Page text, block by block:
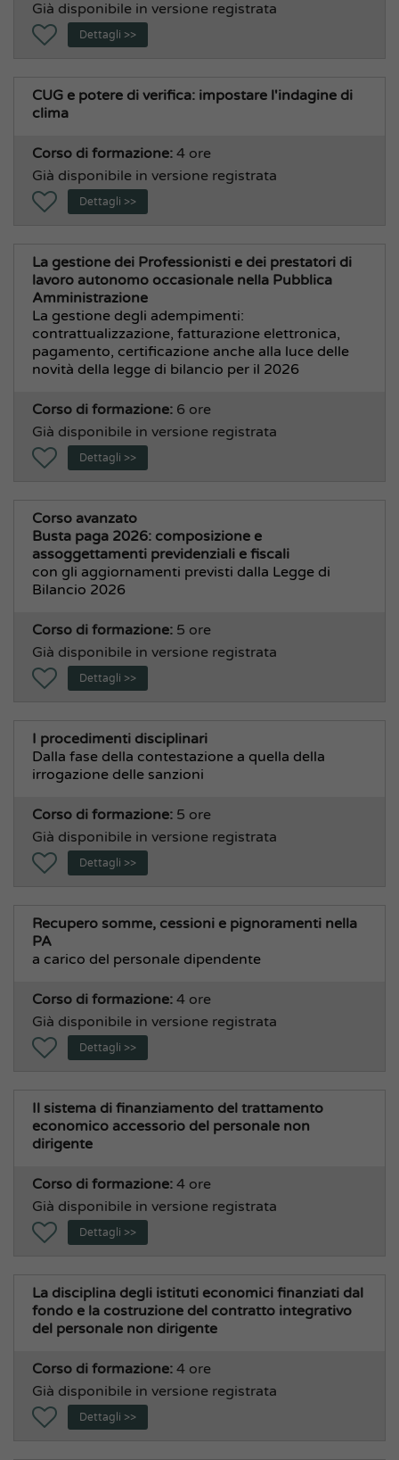
Già disponibile in versione registrata
Dettagli >>
CUG e potere di verifica: impostare l'indagine di
clima
Corso di formazione: 4 ore
Già disponibile in versione registrata
Dettagli >>
La gestione dei Professionisti e dei prestatori di
lavoro autonomo occasionale nella Pubblica
Amministrazione
La gestione degli adempimenti:
contrattualizzazione, fatturazione elettronica,
pagamento, certificazione anche alla luce delle
novità della legge di bilancio per il 2026
Corso di formazione: 6 ore
Già disponibile in versione registrata
Dettagli >>
Corso avanzato
Busta paga 2026: composizione e
assoggettamenti previdenziali e fiscali
con gli aggiornamenti previsti dalla Legge di
Bilancio 2026
Corso di formazione: 5 ore
Già disponibile in versione registrata
Dettagli >>
I procedimenti disciplinari
Dalla fase della contestazione a quella della
irrogazione delle sanzioni
Corso di formazione: 5 ore
Già disponibile in versione registrata
Dettagli >>
Recupero somme, cessioni e pignoramenti nella
PA
a carico del personale dipendente
Corso di formazione: 4 ore
Già disponibile in versione registrata
Dettagli >>
Il sistema di finanziamento del trattamento
economico accessorio del personale non
dirigente
Corso di formazione: 4 ore
Già disponibile in versione registrata
Dettagli >>
La disciplina degli istituti economici finanziati dal
fondo e la costruzione del contratto integrativo
del personale non dirigente
Corso di formazione: 4 ore
Già disponibile in versione registrata
Dettagli >>